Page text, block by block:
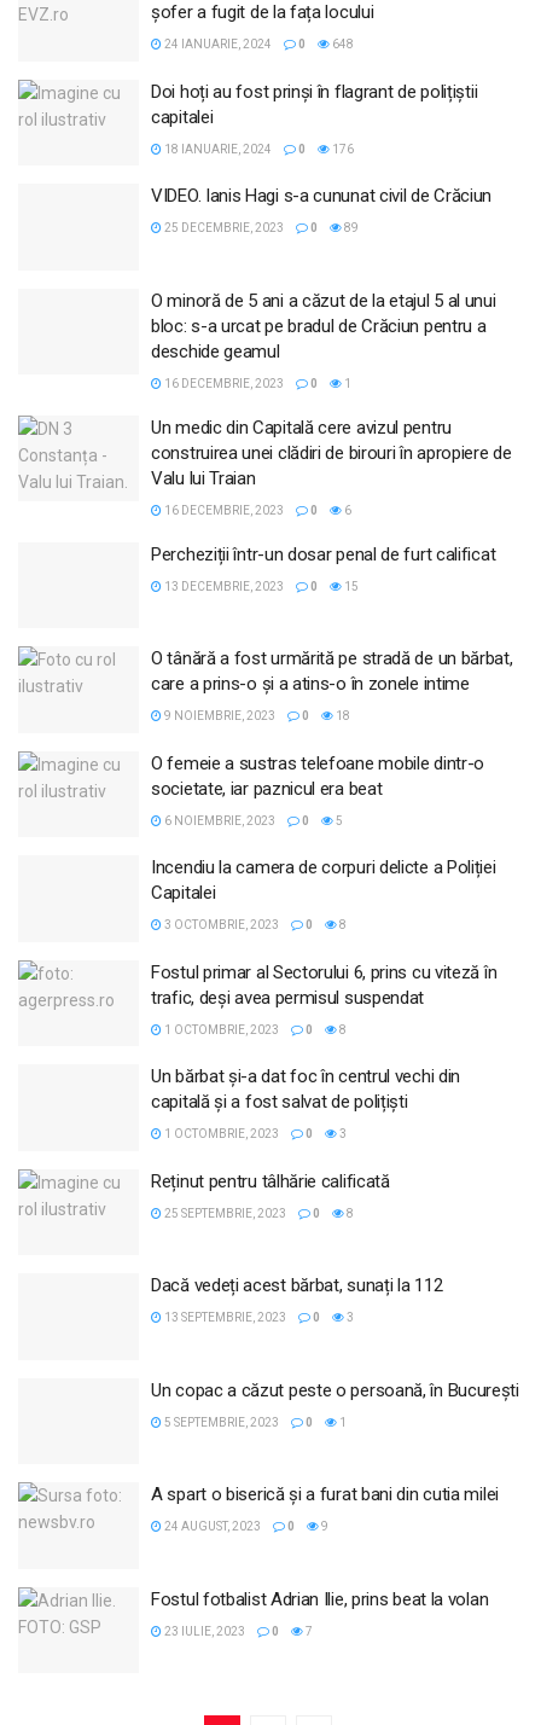
șofer a fugit de la fața locului
24 IANUARIE, 2024 0 648
Doi hoți au fost prinși în flagrant de polițiștii
capitalei
18 IANUARIE, 2024 0 176
VIDEO. Ianis Hagi s-a cununat civil de Crăciun
25 DECEMBRIE, 2023 0 89
O minoră de 5 ani a căzut de la etajul 5 al unui
bloc: s-a urcat pe bradul de Crăciun pentru a
deschide geamul
16 DECEMBRIE, 2023 0 1
Un medic din Capitală cere avizul pentru
construirea unei clădiri de birouri în apropiere de
Valu lui Traian
16 DECEMBRIE, 2023 0 6
Percheziții într-un dosar penal de furt calificat
13 DECEMBRIE, 2023 0 15
O tânără a fost urmărită pe stradă de un bărbat,
care a prins-o și a atins-o în zonele intime
9 NOIEMBRIE, 2023 0 18
O femeie a sustras telefoane mobile dintr-o
societate, iar paznicul era beat
6 NOIEMBRIE, 2023 0 5
Incendiu la camera de corpuri delicte a Poliției
Capitalei
3 OCTOMBRIE, 2023 0 8
Fostul primar al Sectorului 6, prins cu viteză în
trafic, deși avea permisul suspendat
1 OCTOMBRIE, 2023 0 8
Un bărbat și-a dat foc în centrul vechi din
capitală și a fost salvat de polițiști
1 OCTOMBRIE, 2023 0 3
Reținut pentru tâlhărie calificată
25 SEPTEMBRIE, 2023 0 8
Dacă vedeți acest bărbat, sunați la 112
13 SEPTEMBRIE, 2023 0 3
Un copac a căzut peste o persoană, în București
5 SEPTEMBRIE, 2023 0 1
A spart o biserică și a furat bani din cutia milei
24 AUGUST, 2023 0 9
Fostul fotbalist Adrian Ilie, prins beat la volan
23 IULIE, 2023 0 7